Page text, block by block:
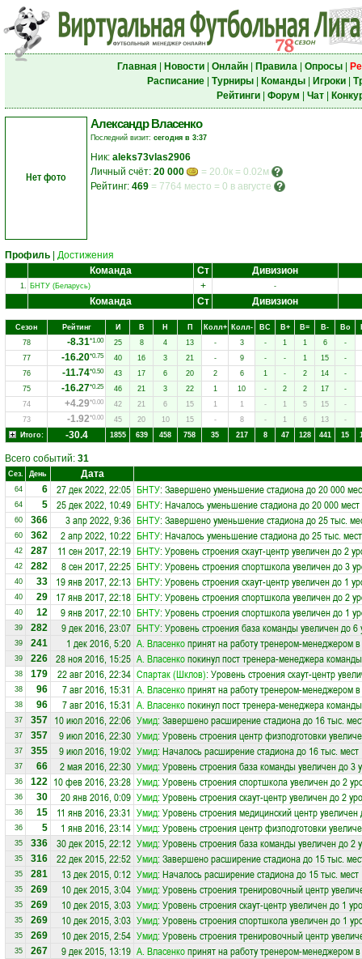
Главная| Новости| Онлайн| Правила| Опросы|
Расписание| Турниры| Команды| Игроки|
Рейтинги| Форум Чат|
Нет фото
Александр Власенко
Последний визит: сегодня в 3:37
Ник: aleks73vlas2906
Личный счёт: 20 000
= 20.0к = 0.02м
Рейтинг: 469 = 7764 место = 0 в августе
Профиль
Достижения
Команда
Ст Дивизион
1. БНТУ (Беларусь) + -
Команда Ст Дивизион
Сезон Рейтинг И В Н П Колл+ Колл- ВC В+ В= В- Вo
78
-8.31*1.00 25 8 4 13 - 3 - 1 1 6
-
77
-16.20*0.75 40 16 3 21 - 9 - - 1 15
-
76
-11.74*0.50 43 17 6 20 2 6 1 - 2 14
-
75
-16.27*0.25 46 21 3 22 1 10 - 2 2 17
-
74
+4.29*0.00 42 21 6 15 1 1 - 1 5 15
-
73
-1.92*0.00 45 20 10 15 - 8 - 1 6 13
-
Итого:
-30.4 1855 639 458 758 35 217 8 47 128 441 15
Всего событий: 31
Сез. День Дата
64 6 27 дек 2022, 22:05 БНТУ: Завершено уменьшение стадиона до 20 000
64 5 25 дек 2022, 10:49 БНТУ: Началось уменьшение стадиона до 20 000 мест
60 366 3 апр 2022, 9:36 БНТУ: Завершено уменьшение стадиона до 25 тыс.
60 362 2 апр 2022, 10:22 БНТУ: Началось уменьшение стадиона до 25 тыс. мест
42 287 11 сен 2017, 22:19 БНТУ: Уровень строения скаут-центр увеличен до 2
42 282 8 сен 2017, 22:25 БНТУ: Уровень строения спортшкола увеличен до 3
40 33 19 янв 2017, 22:13 БНТУ: Уровень строения скаут-центр увеличен до 1
40 29 17 янв 2017, 22:18 БНТУ: Уровень строения спортшкола увеличен до 2
40 12 9 янв 2017, 22:10 БНТУ: Уровень строения спортшкола увеличен до 1
39 282 9 дек 2016, 23:07 БНТУ: Уровень строения база команды увеличен до 6
39 241 1 дек 2016, 5:20 А. Власенкопринят на работу тренером-менеджером
39 226 28 ноя 2016, 15:25 А. Власенкопокинул пост тренера-менеджера
38 179 22 авг 2016, 22:34 Спартак (Шклов): Уровень строения скаут-центр
38 96 7 авг 2016, 15:31 А. Власенкопринят на работу тренером-менеджером
38 96 7 авг 2016, 15:31 А. Власенкопокинул пост тренера-менеджера
37 357 10 июл 2016, 22:06 Умид: Завершено расширение стадиона до 16 тыс.
37 357 9 июл 2016, 22:30 Умид: Уровень строения центр физподготовки
37 355 9 июл 2016, 19:02 Умид: Началось расширение стадиона до 16 тыс. мест
37 66 2 мая 2016, 22:30 Умид: Уровень строения база команды увеличен до 3
36 122 10 фев 2016, 23:28 Умид: Уровень строения спортшкола увеличен до 2
36 30 20 янв 2016, 0:09 Умид: Уровень строения скаут-центр увеличен до 2
36 15 11 янв 2016, 23:31 Умид: Уровень строения медицинский центр увеличен
36 5 1 янв 2016, 23:14 Умид: Уровень строения центр физподготовки
35 336 30 дек 2015, 22:12 Умид: Уровень строения база команды увеличен до 2
35 316 22 дек 2015, 22:52 Умид: Завершено расширение стадиона до 15 тыс.
35 281 13 дек 2015, 0:12 Умид: Началось расширение стадиона до 15 тыс. мест
35 269 10 дек 2015, 3:04 Умид: Уровень строения тренировочный центр
35 269 10 дек 2015, 3:03 Умид: Уровень строения скаут-центр увеличен до 1
35 269 10 дек 2015, 3:03 Умид: Уровень строения спортшкола увеличен до 1
35 269 10 дек 2015, 2:54 Умид: Уровень строения тренировочный центр
35 267 9 дек 2015, 13:19 А. Власенкопринят на работу тренером-менеджером